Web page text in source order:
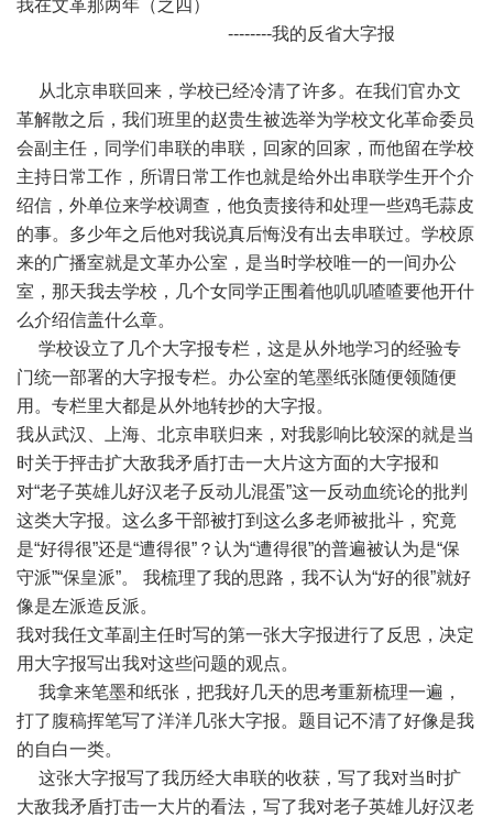
我在文革那两年（之四）
--------我的反省大字报
从北京串联回来，学校已经冷清了许多。在我们官办文
革解散之后，我们班里的赵贵生被选举为学校文化革命委员
会副主任，同学们串联的串联，回家的回家，而他留在学校
主持日常工作，所谓日常工作也就是给外出串联学生开个介
绍信，外单位来学校调查，他负责接待和处理一些鸡毛蒜皮
的事。多少年之后他对我说真后悔没有出去串联过。学校原
来的广播室就是文革办公室，是当时学校唯一的一间办公
室，那天我去学校，几个女同学正围着他叽叽喳喳要他开什
么介绍信盖什么章。
学校设立了几个大字报专栏，这是从外地学习的经验专
门统一部署的大字报专栏。办公室的笔墨纸张随便领随便
用。专栏里大都是从外地转抄的大字报。
我从武汉、上海、北京串联归来，对我影响比较深的就是当
时关于抨击扩大敌我矛盾打击一大片这方面的大字报和
对“老子英雄儿好汉老子反动儿混蛋”这一反动血统论的批判
这类大字报。这么多干部被打到这么多老师被批斗，究竟
是“好得很”还是“遭得很”？认为“遭得很”的普遍被认为是“保
守派”“保皇派”。 我梳理了我的思路，我不认为“好的很”就好
像是左派造反派。
我对我任文革副主任时写的第一张大字报进行了反思，决定
用大字报写出我对这些问题的观点。
我拿来笔墨和纸张，把我好几天的思考重新梳理一遍，
打了腹稿挥笔写了洋洋几张大字报。题目记不清了好像是我
的自白一类。
这张大字报写了我历经大串联的收获，写了我对当时扩
大敌我矛盾打击一大片的看法，写了我对老子英雄儿好汉老